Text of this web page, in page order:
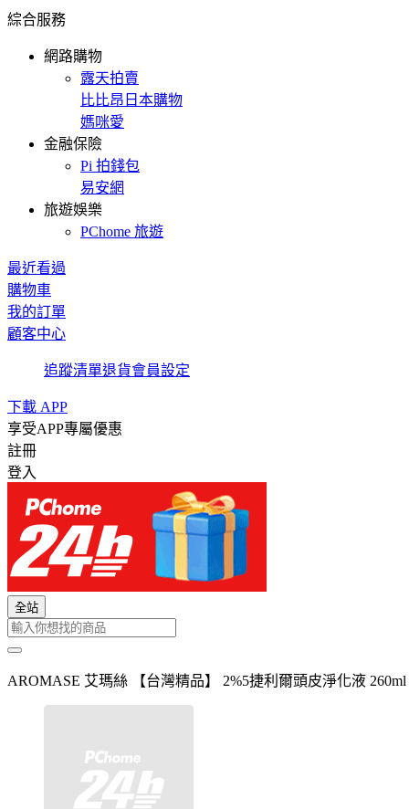
綜合服務
網路購物
露天拍賣
比比昂日本購物
媽咪愛
金融保險
Pi 拍錢包
易安網
旅遊娛樂
PChome 旅遊
最近看過
購物車
我的訂單
顧客中心
追蹤清單退貨會員設定
下載 APP
享受APP專屬優惠
註冊
登入
全站
AROMASE 艾瑪絲 【台灣精品】 2%5捷利爾頭皮淨化液 260ml